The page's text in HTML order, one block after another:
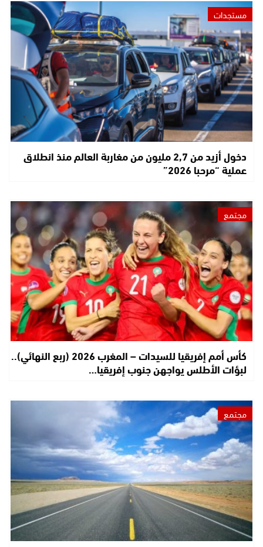
مستجدات
دخول أزيد من 2,7 مليون من مغاربة العالم منذ انطلاق
عملية “مرحبا 2026”
مجتمع
كأس أمم إفريقيا للسيدات – المغرب 2026 (ربع النهائي)..
لبؤات الأطلس يواجهن جنوب إفريقيا…
مجتمع